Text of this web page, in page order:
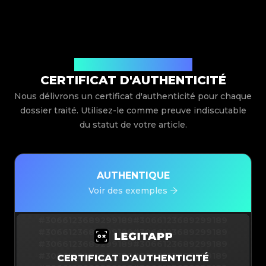
CERTIFICAT D'AUTHENTICITÉ
Nous délivrons un certificat d'authenticité pour chaque
dossier traité. Utilisez-le comme preuve indiscutable
du statut de votre article.
AUTHENTIQUE
Voir des exemples
#3066123689299189#3066123689299189
#3066123689299189#3066123689299189
#3066123689299189#3066123689299189
CERTIFICAT D'AUTHENTICITÉ